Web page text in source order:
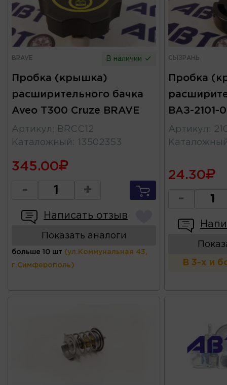
BRAVE В наличии
Пробка (крышка)
расширительного бачка
Aveo T300 Cruze BRAVE
Артикул :
BRCC12
Каталожный : 13502353
345.00
- +
Написать отзыв
Показать аналоги
больше 10 шт (ул.Коммунальная 43,
г.Симферополь)
СЫЗРАНЬ
Пробка
ВАЗ-2101-
Артикул :
24.30
-
В 3-х и